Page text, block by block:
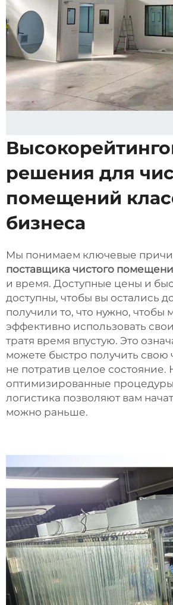
решения для
помещений
бизнеса
Мы понимаем ключевые
поставщика чистого
и время. Доступные цены и
доступны, чтобы вы остались
получили то, что нужно, чтобы
эффективно использовать
тратя время впустую. Это
можете быстро получить свою
не потратив целое состояние.
оптимизированные
логистика позволяют вам
можно раньше.